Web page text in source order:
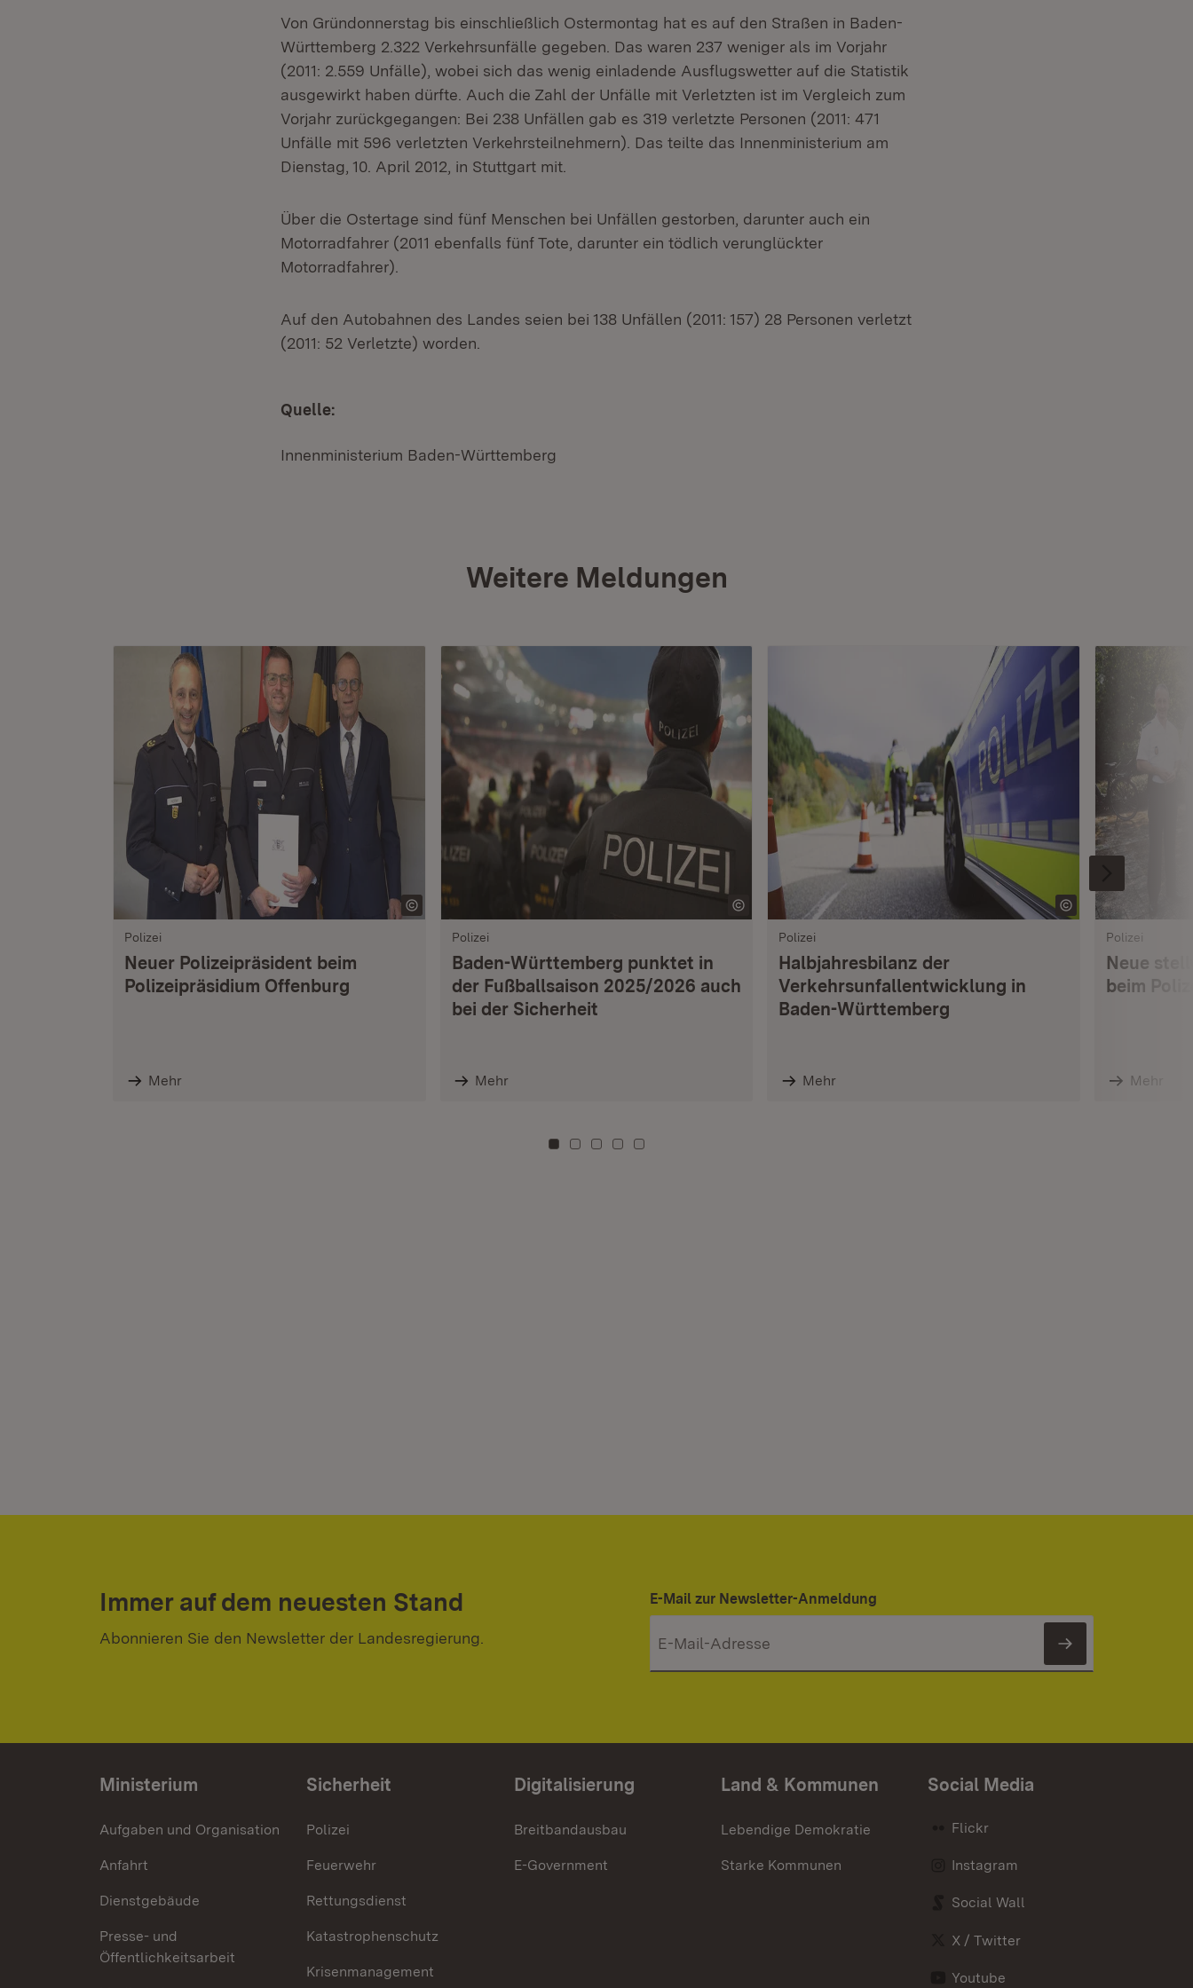
Von Gründonnerstag bis einschließlich Ostermontag hat es auf den Straßen in Baden-
Württemberg 2.322 Verkehrsunfälle gegeben. Das waren 237 weniger als im Vorjahr
(2011: 2.559 Unfälle), wobei sich das wenig einladende Ausflugswetter auf die Statistik
ausgewirkt haben dürfte. Auch die Zahl der Unfälle mit Verletzten ist im Vergleich zum
Vorjahr zurückgegangen: Bei 238 Unfällen gab es 319 verletzte Personen (2011: 471
Unfälle mit 596 verletzten Verkehrsteilnehmern). Das teilte das Innenministerium am
Dienstag, 10. April 2012, in Stuttgart mit.
Über die Ostertage sind fünf Menschen bei Unfällen gestorben, darunter auch ein
Motorradfahrer (2011 ebenfalls fünf Tote, darunter ein tödlich verunglückter
Motorradfahrer).
Auf den Autobahnen des Landes seien bei 138 Unfällen (2011: 157) 28 Personen verletzt
(2011: 52 Verletzte) worden.
Quelle:
Innenministerium Baden-Württemberg
Weitere Meldungen
Polizei
Neuer Polizeipräsident beim
Polizeipräsidium Offenburg
Mehr
Polizei
Baden-Württemberg punktet in
der Fußballsaison 2025/2026 auch
bei der Sicherheit
Mehr
Polizei
Halbjahresbilanz der
Verkehrsunfallentwicklung in
Baden-Württemberg
Mehr
Polizei
Neue
beim
Mehr
Zu Kachel: 0
Zu Kachel: 3
Zu Kachel: 6
Zu Kachel: 9
Zu Kachel: 12
Immer auf dem neuesten Stand
Abonnieren Sie den Newsletter der Landesregierung.
E-Mail zur Newsletter-Anmeldung
Newsletter
Ministerium
Aufgaben und Organisation
Anfahrt
Dienstgebäude
Presse- und
Öffentlichkeitsarbeit
Sicherheit
Polizei
Feuerwehr
Rettungsdienst
Katastrophenschutz
Krisenmanagement
Digitalisierung
Breitbandausbau
E-Government
Land & Kommunen
Lebendige Demokratie
Starke Kommunen
Social Media
Flickr
Instagram
Social Wall
X / Twitter
Youtube